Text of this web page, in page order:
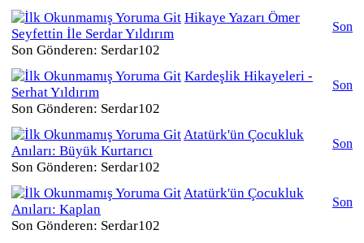
Hikaye Yazarı Ömer
Seyfettin İle Serdar Yıldırım
Son Gönderen: Serdar102
Son
Kardeşlik Hikayeleri -
Serhat Yıldırım
Son Gönderen: Serdar102
Son
Atatürk'ün Çocukluk
Anıları: Büyük Kurtarıcı
Son Gönderen: Serdar102
Son
Atatürk'ün Çocukluk
Anıları: Kaplan
Son Gönderen: Serdar102
Son